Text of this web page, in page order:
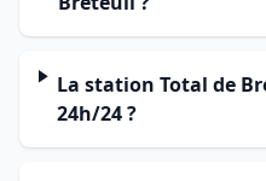
La station Total de
24h/24 ?